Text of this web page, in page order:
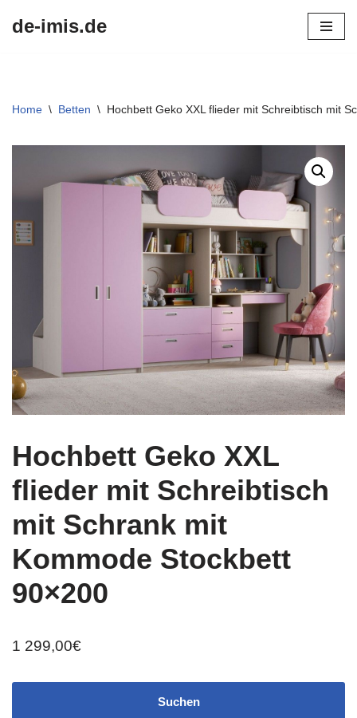
de-imis.de
Home \ Betten \ Hochbett Geko XXL flieder mit Schreibtisch mit
Hochbett Geko XXL
flieder mit Schreibtisch
mit Schrank mit
Kommode Stockbett
90×200
1 299,00€
Suchen